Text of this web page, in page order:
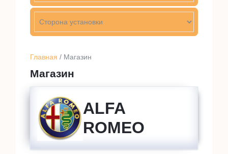
Главная / Магазин
Магазин
ALFA
ROMEO